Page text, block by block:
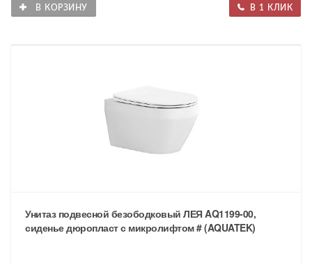
В КОРЗИНУ В 1 КЛИК
Унитаз подвесной безободковый ЛЕЯ AQ1199-00,
сиденье дюропласт с микролифтом # (AQUATEK)